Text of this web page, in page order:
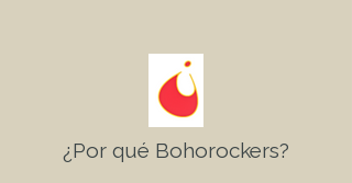
¿Por qué Bohorockers?